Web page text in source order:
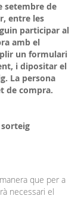
setembre de
entre les
participar al
amb el
un formulari
i dipositar el
La persona
de compra.
que per a
necessari el